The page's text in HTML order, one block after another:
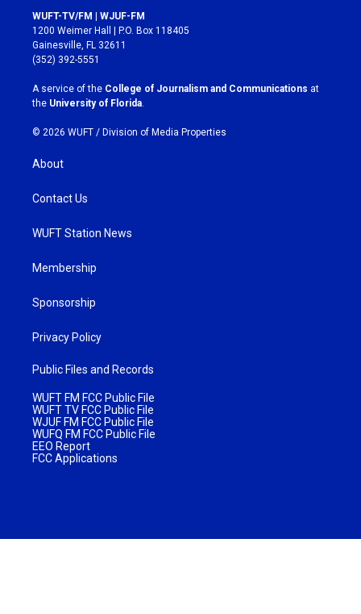
s
t
a
g
r
a
m
c
e
b
o
k
WUFT-TV/FM | WJUF-FM
1200 Weimer Hall | P.O. Box 118405
Gainesville, FL 32611
(352) 392-5551
A service of the College of Journalism and Communications at
the University of Florida.
© 2026 WUFT / Division of Media Properties
About
Contact Us
WUFT Station News
Membership
Sponsorship
Privacy Policy
Public Files and Records
WUFT FM FCC Public File
WUFT TV FCC Public File
WJUF FM FCC Public File
WUFQ FM FCC Public File
EEO Report
FCC Applications